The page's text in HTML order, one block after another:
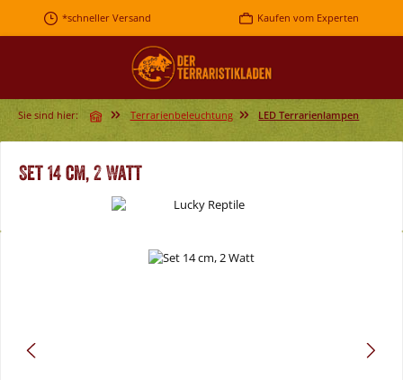
Zum Hauptinhalt springen
*schneller Versand Kaufen vom Experten
Sie sind hier: Terrarienbeleuchtung LED Terrarienlampen
Set 14 cm, 2 Watt
Bildergalerie überspringen